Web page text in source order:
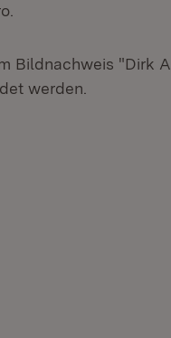
Bildnachweis "Dirk
werden.